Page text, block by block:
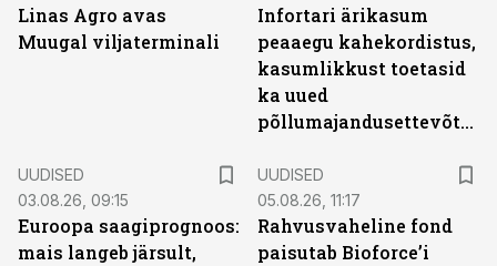
Linas Agro avas
Muugal viljaterminali
Infortari ärikasum
peaaegu kahekordistus,
kasumlikkust toetasid
ka uued
põllumajandusettevõtted
UUDISED
03.08.26, 09:15
Euroopa saagiprognoos:
mais langeb järsult,
UUDISED
05.08.26, 11:17
Rahvusvaheline fond
paisutab Bioforce’i